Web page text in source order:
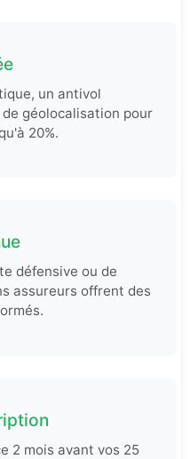
un antivol
géolocalisation pour
20%.
défensive ou de
assureurs offrent des
2 mois avant vos 25